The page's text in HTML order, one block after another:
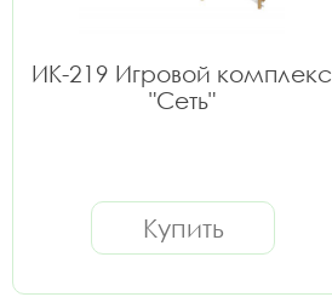
ИК-219 Игровой комплекс
"Сеть"
Купить